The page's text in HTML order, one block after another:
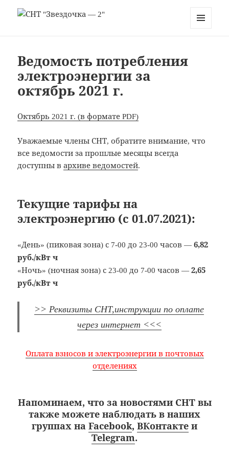
Ведомость потребления
электроэнергии за
октябрь 2021 г.
Октябрь 2021 г. (в формате PDF)
Уважаемые члены СНТ, обратите внимание, что
все ведомости за прошлые месяцы всегда
доступны вархиве ведомостей.
Текущие тарифы на
электроэнергию (с 01.07.2021):
«День» (пиковая зона) с 7-00 до 23-00 часов —6,82
руб./кВт ч
«Ночь» (ночная зона) с 23-00 до 7-00 часов —2,65
руб./кВт ч
>> Реквизиты СНТ,инструкции по оплате
через интернет <<<
Оплата взносов и электроэнергии в почтовых
отделениях
Напоминаем, что за новостями СНТ вы
также можете наблюдать в наших
группах на Facebook, ВКонтакте и
Telegram.